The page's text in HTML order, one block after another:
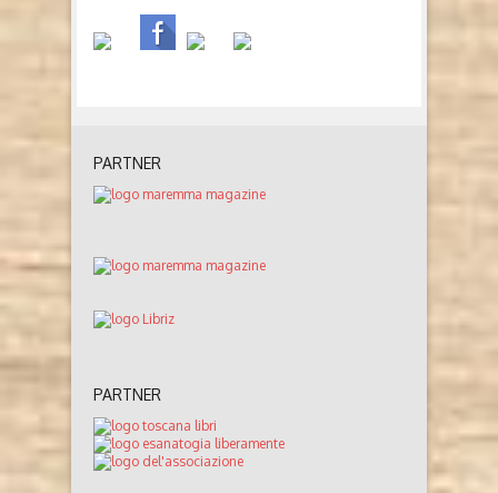
PARTNER
PARTNER